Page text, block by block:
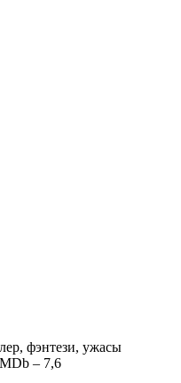
фэнтези, ужасы
– 7,6